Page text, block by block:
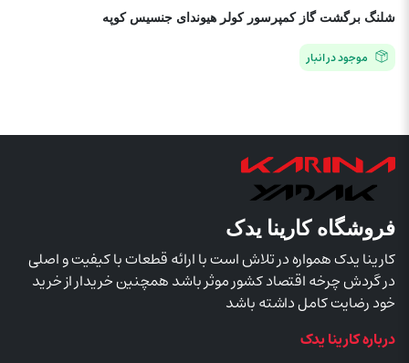
شلنگ برگشت گاز کمپرسور کولر هیوندای جنسیس کوپه
موجود در انبار
فروشگاه کارینا یدک
کارینا یدک همواره در تلاش است با ارائه قطعات با کیفیت و اصلی
در گردش چرخه اقتصاد کشور موثر باشد همچنین خریدار از خرید
خود رضایت کامل داشته باشد
درباره کارینا یدک